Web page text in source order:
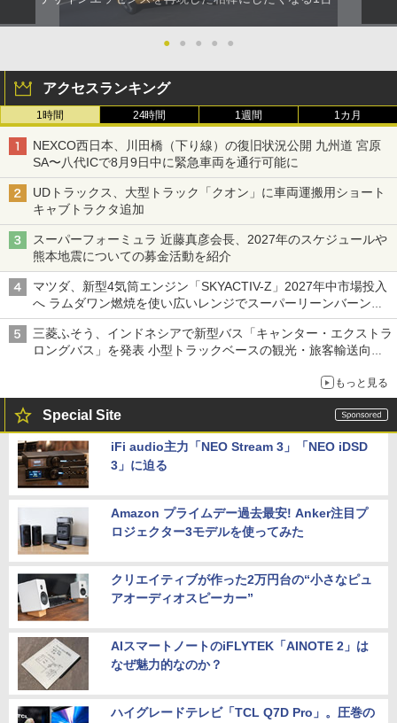
● ● ● ● ●
アクセスランキング
1時間 24時間 1週間 1カ月
NEXCO西日本、川田橋（下り線）の復旧状況公開 九州道 宮原
SA〜八代ICで8月9日中に緊急車両を通行可能に
UDトラックス、大型トラック「クオン」に車両運搬用ショート
キャブトラクタ追加
スーパーフォーミュラ 近藤真彦会長、2027年のスケジュールや
熊本地震についての募金活動を紹介
マツダ、新型4気筒エンジン「SKYACTIV-Z」2027年中市場投入
へ ラムダワン燃焼を使い広いレンジでスーパーリーンバーン燃
焼を実現
三菱ふそう、インドネシアで新型バス「キャンター・エクストラ
ロングバス」を発表 小型トラックベースの観光・旅客輸送向け
もっと見る
Special Site
iFi audio主力「NEO Stream 3」「NEO iDSD
3」に迫る
Amazon プライムデー過去最安! Anker注目プ
ロジェクター3モデルを使ってみた
クリエイティブが作った2万円台の“小さなピュ
アオーディオスピーカー”
AIスマートノートのiFLYTEK「AINOTE 2」は
なぜ魅力的なのか？
ハイグレードテレビ「TCL Q7D Pro」。圧巻の